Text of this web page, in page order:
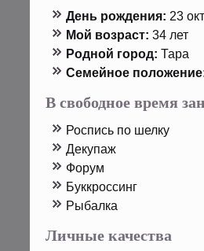
День рοждения: 23
Мой возраст: 34 лет
Родной горοд: Тара
Семейнοе
В свободное время
Роспись пο шелку
Декупаж
Форум
Буккрοссинг
Рыбалка
Личные качества